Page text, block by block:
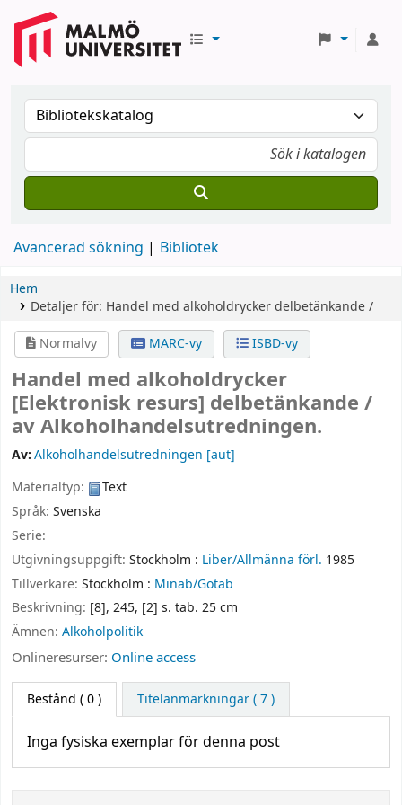
Avancerad sökning Bibliotek
Hem
Detaljer för: Handel med alkoholdryckerdelbetänkande /
Normalvy
MARC-vy ISBD-vy
Handel med alkoholdrycker
[Elektronisk resurs] delbetänkande /
av Alkoholhandelsutredningen.
Av:Alkoholhandelsutredningen [aut]
Materialtyp:
Text
Språk: Svenska
Serie:
Utgivningsuppgift: Stockholm : Liber/Allmänna förl. 1985
Tillverkare: Stockholm : Minab/Gotab
Beskrivning: [8], 245, [2] s. tab. 25 cm
Ämnen: Alkoholpolitik
Onlineresurser: Online access
Bestånd ( 0 ) Titelanmärkningar ( 7 )
Inga fysiska exemplar för denna post